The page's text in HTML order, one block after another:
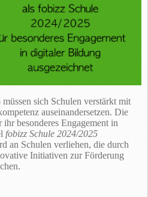
sich Schulen verstärkt mit
auseinandersetzen. Die
besonderes Engagement in
fobizz Schule 2024/2025
an Schulen verliehen, die durch
Initiativen zur Förderung